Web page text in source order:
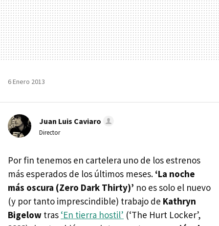
6 Enero 2013
Juan Luis Caviaro
Director
Por fin tenemos en cartelera uno de los estrenos
más esperados de los últimos meses. ‘La noche
más oscura (Zero Dark Thirty)’ no es solo el nuevo
(y por tanto imprescindible) trabajo de Kathryn
Bigelow tras ‘En tierra hostil’ (‘The Hurt Locker’,